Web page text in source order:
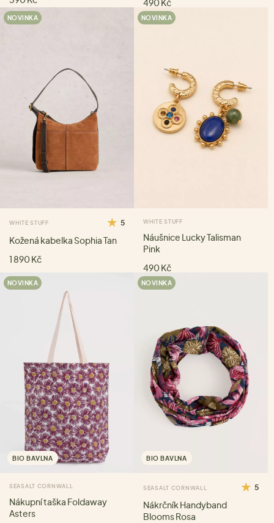
490 Kč
NOVINKA
WHITE STUFF 5
Kožená kabelka Sophia Tan
1 890 Kč
NOVINKA
WHITE STUFF
Náušnice Lucky Talisman
Pink
490 Kč
NOVINKA
BIO BAVLNA
SEASALT CORNWALL
Nákupní taška Foldaway
Asters
NOVINKA
BIO BAVLNA
SEASALT CORNWALL 5
Nákrčník Handyband
Blooms Rosa